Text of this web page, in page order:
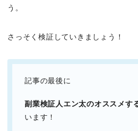
う。
さっそく検証していきましょう！
記事の最後に
副業検証人エン太のオススメす
います！